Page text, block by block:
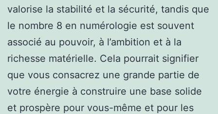
valorise la stabilité et la sécurité, tandis que
le nombre 8 en numérologie est souvent
associé au pouvoir, à l’ambition et à la
richesse matérielle. Cela pourrait signifier
que vous consacrez une grande partie de
votre énergie à construire une base solide
et prospère pour vous-même et pour les